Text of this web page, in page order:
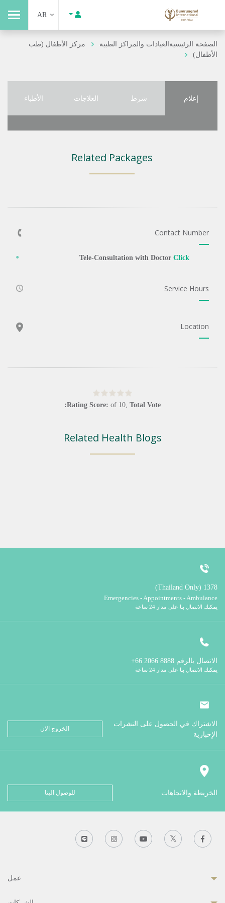
AR
الصفحة الرئيسيةالعيادات والمراكز الطبية
مركز الأطفال (طب
الأطفال)
إعلام شرط العلاجات الأطباء
Related Packages
Contact Number
Tele-Consultation with Doctor Click
Service Hours
Location
Rating Score: of 10, Total Vote:
Related Health Blogs
1378 (Thailand Only)
Emergencies - Appointments - Ambulance
يمكنك الاتصال بنا على مدار 24 ساعة
الاتصال بالرقم
يمكنك الاتصال بنا على مدار 24 ساعة
الاشتراك في الحصول على النشرات
الإخبارية
الخروج الان
الخريطة والاتجاهات للوصول الينا
عمل